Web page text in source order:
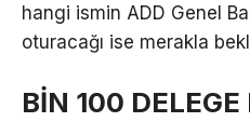
hangi ismin ADD Genel
oturacağı ise merakla
BİN 100